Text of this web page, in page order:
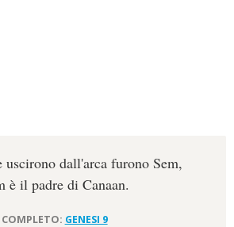
dall'arca furono Sem,
è il padre di Canaan.
GENESI 9